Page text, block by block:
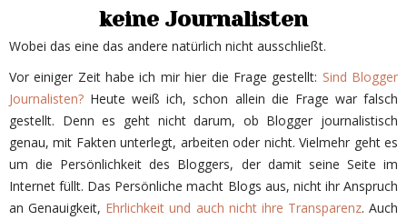
keine Journalisten
Wobei das eine das andere natürlich nicht ausschließt.
Vor einiger Zeit habe ich mir hier die Frage gestellt: Sind Blogger
Journalisten? Heute weiß ich, schon allein die Frage war falsch
gestellt. Denn es geht nicht darum, ob Blogger journalistisch
genau, mit Fakten unterlegt, arbeiten oder nicht. Vielmehr geht es
um die Persönlichkeit des Bloggers, der damit seine Seite im
Internet füllt. Das Persönliche macht Blogs aus, nicht ihr Anspruch
an Genauigkeit, Ehrlichkeit und auch nicht ihre Transparenz. Auch